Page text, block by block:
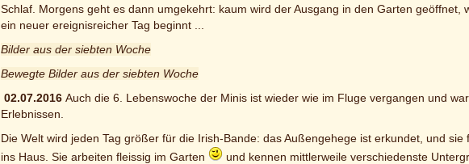
Schlaf. Morgens geht es dann umgekehrt: kaum wird der Ausgang in den Garten
ein neuer ereignisreicher Tag beginnt ...
Bilder aus der siebten Woche
Bewegte Bilder aus der siebten Woche
02.07.2016 Auch die 6. Lebenswoche der Minis ist wieder wie im Fluge vergangen und
Erlebnissen.
Die Welt wird jeden Tag größer für die Irish-Bande: das Außengehege ist erkundet, und
ins Haus. Sie arbeiten fleissig im Garten
und kennen mittlerweile verschiedenste